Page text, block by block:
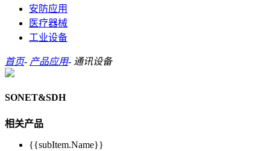
安防应用
医疗器械
工业设备
首页- 产品应用- 通讯设备
SONET&SDH
相关产品
{{subItem.Name}}